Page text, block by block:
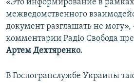
«Это информирование в рамках
межведомственного
документ разглашать не могу»,
комментарии Радіо Свобода
Артем Дехтяренко.
В Госпогранслужбе Украины